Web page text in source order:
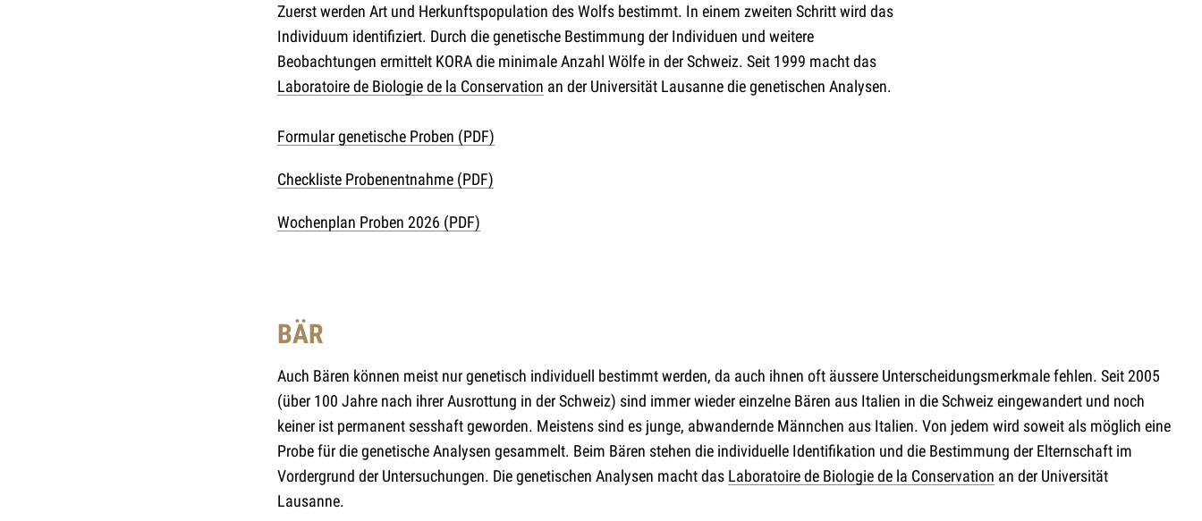
Zuerst werden Art und Herkunftspopulation des Wolfs bestimmt. In einem zweiten Schritt wird das
Individuum identifiziert. Durch die genetische Bestimmung der Individuen und weitere
Beobachtungen ermittelt KORA die minimale Anzahl Wölfe in der Schweiz. Seit 1999 macht das
Laboratoire de Biologie de la Conservation an der Universität Lausanne die genetischen Analysen.
Formular genetische Proben (PDF)
Checkliste Probenentnahme (PDF)
Wochenplan Proben 2026 (PDF)
BÄR
Auch Bären können meist nur genetisch individuell bestimmt werden, da auch ihnen oft äussere Unterscheidungsmerkmale fehlen. Seit 2005
(über 100 Jahre nach ihrer Ausrottung in der Schweiz) sind immer wieder einzelne Bären aus Italien in die Schweiz eingewandert und noch
keiner ist permanent sesshaft geworden. Meistens sind es junge, abwandernde Männchen aus Italien. Von jedem wird soweit als möglich eine
Probe für die genetische Analysen gesammelt. Beim Bären stehen die individuelle Identifikation und die Bestimmung der Elternschaft im
Vordergrund der Untersuchungen. Die genetischen Analysen macht das Laboratoire de Biologie de la Conservation an der Universität
Lausanne.